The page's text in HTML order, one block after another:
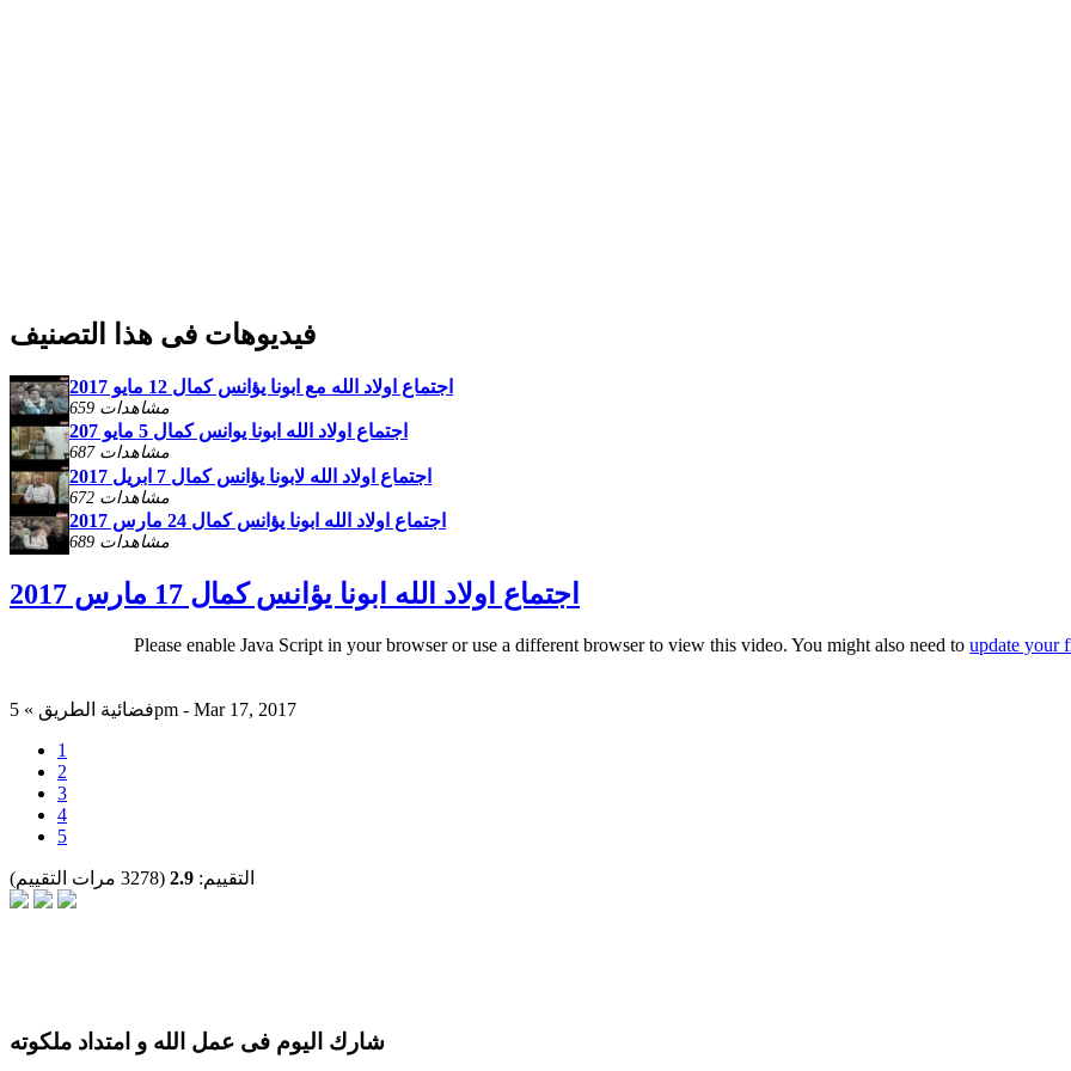
فيديوهات فى هذا التصنيف
اجتماع اولاد الله مع ابونا يؤانس كمال 12 مايو 2017
659 مشاهدات
اجتماع اولاد الله ابونا يوانس كمال 5 مايو 207
687 مشاهدات
اجتماع اولاد الله لابونا يؤانس كمال 7 ابريل 2017
672 مشاهدات
اجتماع اولاد الله ابونا يؤانس كمال 24 مارس 2017
689 مشاهدات
اجتماع اولاد الله ابونا يؤانس كمال 17 مارس 2017
Please enable Java Script in your browser or use a different browser to view this video. You might also need toupdate your
فضائية الطريق » 5pm - Mar 17, 2017
1
2
3
4
5
التقييم: 2.9 (3278 مرات التقييم)
شارك اليوم فى عمل الله و امتداد ملكوته